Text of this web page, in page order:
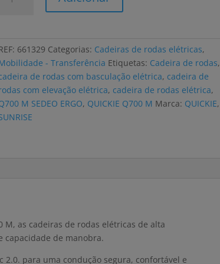
elétrica
QUICKIE
Q700
SEDEO
661329 Categorias: Cadeiras de rodas elétricas,
- Transferência Etiquetas: Cadeira de rodas,
de rodas com basculação elétrica, cadeira de
com elevação elétrica, cadeira de rodas elétrica,
M SEDEO ERGO, QUICKIE Q700 M Marca: QUICKIE,
M, as cadeiras de rodas elétricas de alta
capacidade de manobra.
para uma condução segura, confortável e